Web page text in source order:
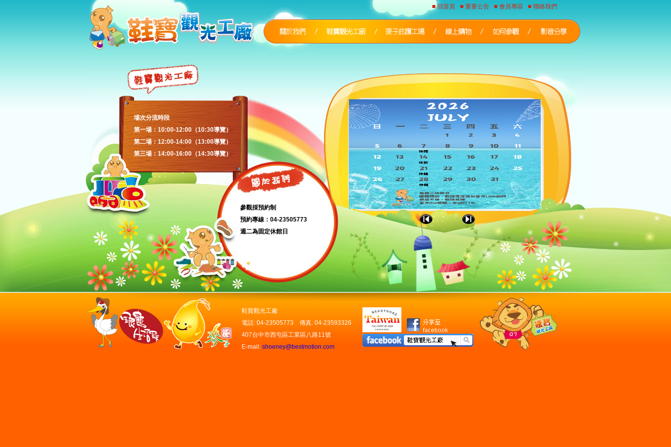
回首頁 重要公告 會員專區 聯絡我們
參觀採預約制
預約專線：04-23505773
週二為固定休館日
場次分流時段
第一場：10:00-12:00（10:30導覽）
第二場：12:00-14:00（13:00導覽）
第三場：14:00-16:00（14:30導覽）
鞋寶觀光工廠
電話: 04-23505773 傳真: 04-23593326
407台中市西屯區工業區八路11號
E-mail: shoeney@bestmotion.com